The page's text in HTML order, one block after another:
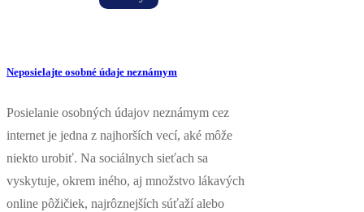
Neposielajte osobné údaje neznámym
Posielanie osobných údajov neznámym cez
internet je jedna z najhorších vecí, aké môže
niekto urobiť. Na sociálnych sieťach sa
vyskytuje, okrem iného, aj množstvo lákavých
online pôžičiek, najrôznejších súťaží alebo